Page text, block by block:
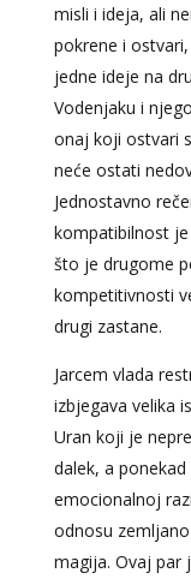
misli i ideja, ali
pokrene i
jedne ideje na
Vodenjaku i
onaj koji ostvari
neće ostati
Jednostavno
kompatibilnost
što je drugome
kompetitivnosti
drugi zastane.
Jarcem vlada
izbjegava velika
Uran koji je
dalek, a
emocionalnoj
odnosu
magija. Ovaj par